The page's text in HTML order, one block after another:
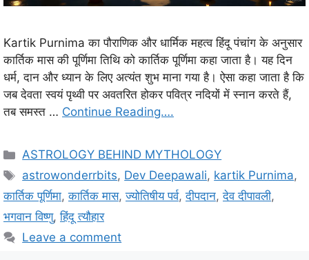
Kartik Purnima का पौराणिक और धार्मिक महत्व हिंदू पंचांग के अनुसार
कार्तिक मास की पूर्णिमा तिथि को कार्तिक पूर्णिमा कहा जाता है। यह दिन
धर्म, दान और ध्यान के लिए अत्यंत शुभ माना गया है। ऐसा कहा जाता है कि
जब देवता स्वयं पृथ्वी पर अवतरित होकर पवित्र नदियों में स्नान करते हैं,
तब समस्त … Continue Reading….
C
a
t
e
g
o
ASTROLOGY BEHIND MYTHOLOGY
T
a
s
astrowonderrbits, Dev Deepawali, kartik Purnima,
कार्तिक पूर्णिमा,कार्तिक मास,ज्योतिषीय पर्व,दीपदान,देव दीपावली,
भगवान विष्णु,हिंदू त्यौहार
Leave a comment